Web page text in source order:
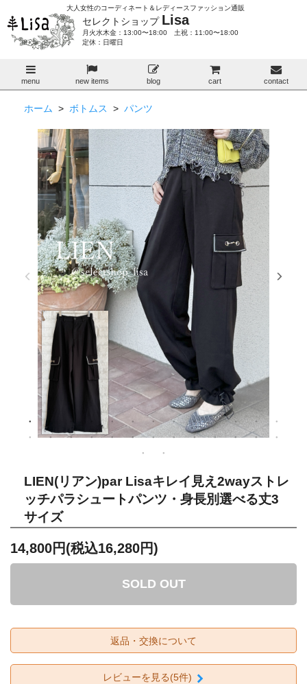
大人女性のコーディネート＆レディースファッション通販
セレクトショップ Lisa
月火水木金：13:00〜18:00 土祝：11:00〜18:00
定休：日曜日
menu new items blog cart contact
ホーム > ボトムス > パンツ
LIEN(リアン)par Lisaキレイ見え2wayストレ
ッチパラシュートパンツ・身長別選べる丈3
サイズ
14,800円(税込16,280円)
SOLD OUT
返品・交換について
レビューを見る(5件)